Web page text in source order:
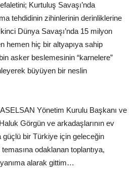
Kurtuluş Savaşı’nda
tehdidinin zihinlerinin derinliklerine
Dünya Savaşı’nda 15 milyon
hemen hiç bir altyapıya sahip
asker beslemesinin “karnelere”
büyüyen bir neslin
ASELSAN Yönetim Kurulu Başkanı ve
Görgün ve arkadaşlarının ev
güçlü bir Türkiye için geleceğin
odaklanan toplantıya,
alarak gittim…